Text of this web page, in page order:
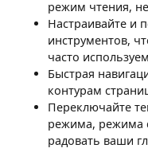
режим чтения,
Настраивайте и
инструментов,
часто
Быстрая
контурам
Переключайте
режима, режима
радовать ваши